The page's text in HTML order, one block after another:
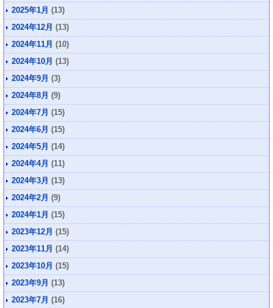
2025年1月 (13)
2024年12月 (13)
2024年11月 (10)
2024年10月 (13)
2024年9月 (3)
2024年8月 (9)
2024年7月 (15)
2024年6月 (15)
2024年5月 (14)
2024年4月 (11)
2024年3月 (13)
2024年2月 (9)
2024年1月 (15)
2023年12月 (15)
2023年11月 (14)
2023年10月 (15)
2023年9月 (13)
2023年7月 (16)